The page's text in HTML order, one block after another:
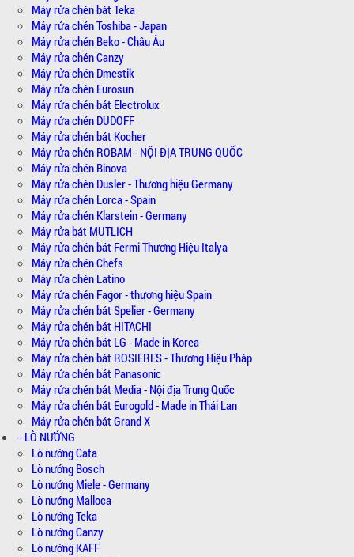
Máy rửa chén bát Teka
Máy rửa chén Toshiba - Japan
Máy rửa chén Beko - Châu Âu
Máy rửa chén Canzy
Máy rửa chén Dmestik
Máy rửa chén Eurosun
Máy rửa chén bát Electrolux
Máy rửa chén DUDOFF
Máy rửa chén bát Kocher
Máy rửa chén ROBAM - NỘI ĐỊA TRUNG QUỐC
Máy rửa chén Binova
Máy rửa chén Dusler - Thương hiệu Germany
Máy rửa chén Lorca - Spain
Máy rửa chén Klarstein - Germany
Máy rửa bát MUTLICH
Máy rửa chén bát Fermi Thương Hiệu Italya
Máy rửa chén Chefs
Máy rửa chén Latino
Máy rửa chén Fagor - thương hiệu Spain
Máy rửa chén bát Spelier - Germany
Máy rửa chén bát HITACHI
Máy rửa chén bát LG - Made in Korea
Máy rửa chén bát ROSIERES - Thương Hiệu Pháp
Máy rửa chén bát Panasonic
Máy rửa chén bát Media - Nội địa Trung Quốc
Máy rửa chén bát Eurogold - Made in Thái Lan
Máy rửa chén bát Grand X
-- LÒ NƯỚNG
Lò nướng Cata
Lò nướng Bosch
Lò nướng Miele - Germany
Lò nướng Malloca
Lò nướng Teka
Lò nướng Canzy
Lò nướng KAFF